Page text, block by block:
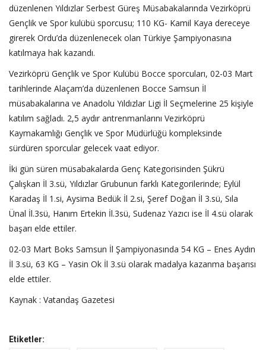
düzenlenen Yıldızlar Serbest Güreş Müsabakalarında Vezirköprü
Gençlik ve Spor kulübü sporcusu; 110 KG- Kamil Kaya dereceye
girerek Ordu’da düzenlenecek olan Türkiye Şampiyonasına
katılmaya hak kazandı.
Vezirköprü Gençlik ve Spor Kulübü Bocce sporcuları, 02-03 Mart
tarihlerinde Alaçam’da düzenlenen Bocce Samsun İl
müsabakalarına ve Anadolu Yıldızlar Ligi İl Seçmelerine 25 kişiyle
katılım sağladı. 2,5 aydır antrenmanlarını Vezirköprü
Kaymakamlığı Gençlik ve Spor Müdürlüğü kompleksinde
sürdüren sporcular gelecek vaat ediyor.
İki gün süren müsabakalarda Genç Kategorisinden Şükrü
Çalışkan İl 3.sü, Yıldızlar Grubunun farklı Kategorilerinde; Eylül
Karadaş İl 1.si, Aysima Bedük İl 2.si, Şeref Doğan İl 3.sü, Sıla
Ünal İl.3sü, Hanım Ertekin İl.3sü, Sudenaz Yazıcı ise İl 4.sü olarak
başarı elde ettiler.
02-03 Mart Boks Samsun İl Şampiyonasında 54 KG – Enes Aydın
İl 3.sü, 63 KG – Yasin Ok İl 3.sü olarak madalya kazanma başarısı
elde ettiler.
Kaynak : Vatandaş Gazetesi
Etiketler: